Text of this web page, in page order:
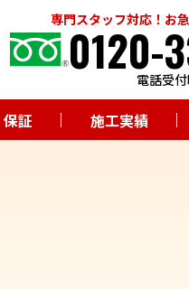
専門スタッフ対応！お
0120-
電話受
保証 施工実績